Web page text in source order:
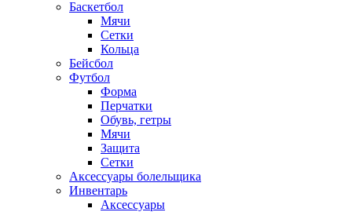
Баскетбол
Мячи
Сетки
Кольца
Бейсбол
Футбол
Форма
Перчатки
Обувь, гетры
Мячи
Защита
Сетки
Аксессуары болельщика
Инвентарь
Аксессуары